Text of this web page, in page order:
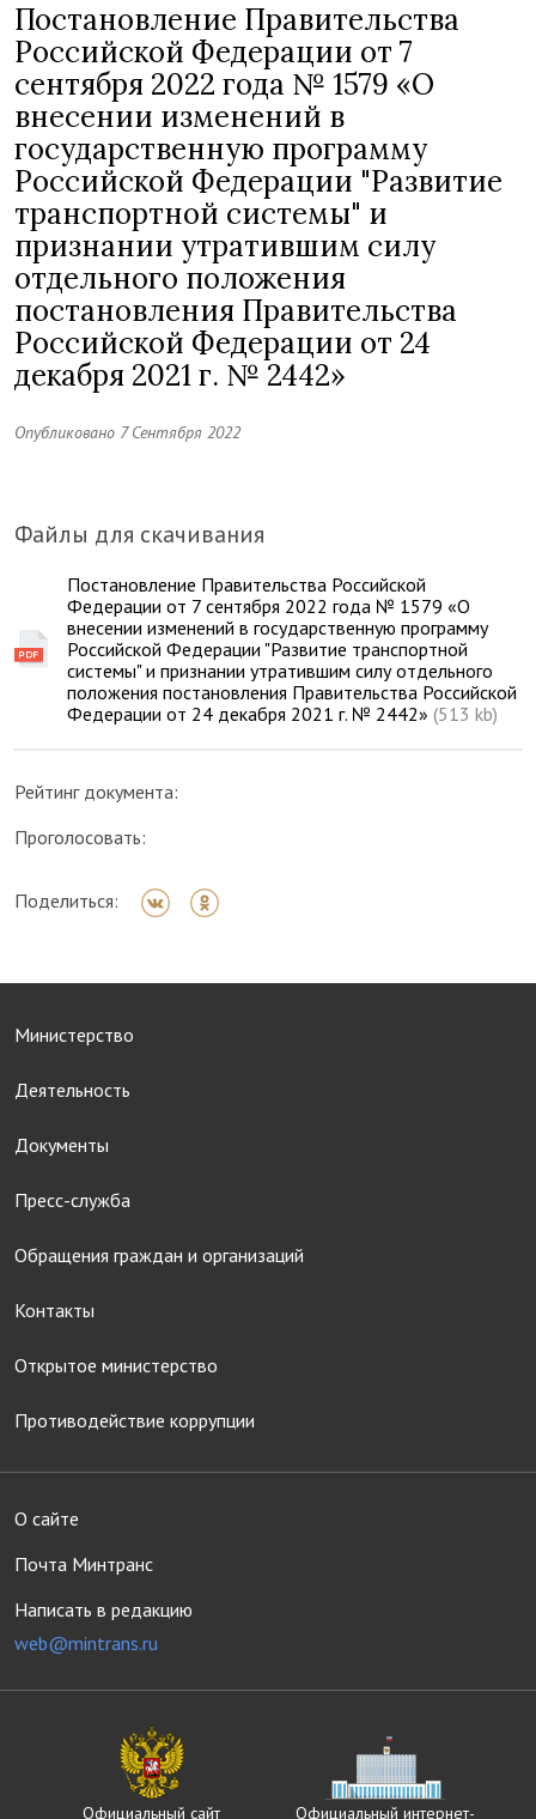
Постановление Правительства
Российской Федерации от 7
сентября 2022 года № 1579 «О
внесении изменений в
государственную программу
Российской Федерации "Развитие
транспортной системы" и
признании утратившим силу
отдельного положения
постановления Правительства
Российской Федерации от 24
декабря 2021 г. № 2442»
Опубликовано 7 Сентября 2022
Файлы для скачивания
Постановление Правительства Российской
Федерации от 7 сентября 2022 года № 1579 «О
внесении изменений в государственную программу
Российской Федерации "Развитие транспортной
системы" и признании утратившим силу отдельного
положения постановления Правительства Российской
Федерации от 24 декабря 2021 г. № 2442» (513 kb)
Рейтинг документа:
Проголосовать:
Поделиться:
Министерство
Деятельность
Документы
Пресс-служба
Обращения граждан и организаций
Контакты
Открытое министерство
Противодействие коррупции
О сайте
Почта Минтранс
Написать в редакцию
web@mintrans.ru
Официальный сайт Официальный интернет-